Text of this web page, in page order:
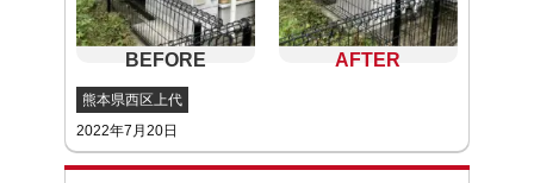
熊本県西区上代
2022年7月20日